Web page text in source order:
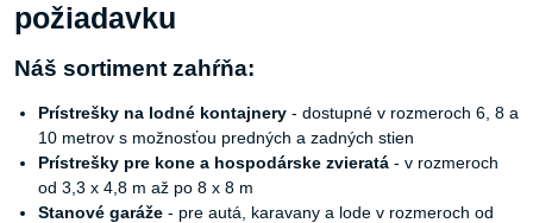
požiadavku
Náš sortiment zahŕňa:
Prístrešky na lodné kontajnery - dostupné v rozmeroch 6, 8 a
10 metrov s možnosťou predných a zadných stien
Prístrešky pre kone a hospodárske zvieratá - v rozmeroch
od 3,3 x 4,8 m až po 8 x 8 m
Stanové garáže - pre autá, karavany a lode v rozmeroch od